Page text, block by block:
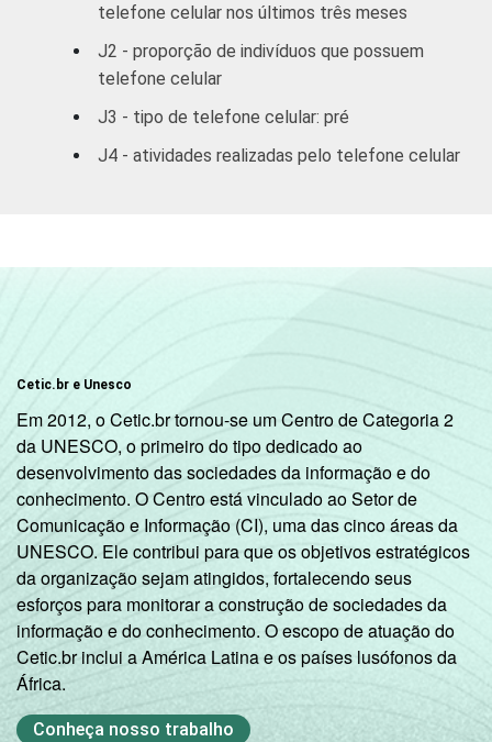
FAIXA
ETÁRIA
De 10 a 15 anos 98
De 25 a 34 anos 98
RENDA
FAMILIAR
1 SM - 2 SM
2 SM - 3 SM 99
3 SM - 5 SM 99
5 SM - 10 SM 98
10 SM ou + 98
CLASSE
2
98
telefone celular nos últimos três meses
J2 - proporção de indivíduos que possuem
telefone celular
J3 - tipo de telefone celular: pré
J4 - atividades realizadas pelo telefone celular
Cetic.br e Unesco
Em 2012, o Cetic.br tornou-se um Centro de Categoria 2
da UNESCO, o primeiro do tipo dedicado ao
desenvolvimento das sociedades da informação e do
conhecimento. O Centro está vinculado ao Setor de
Comunicação e Informação (CI), uma das cinco áreas da
UNESCO. Ele contribui para que os objetivos estratégicos
da organização sejam atingidos, fortalecendo seus
esforços para monitorar a construção de sociedades da
informação e do conhecimento. O escopo de atuação do
Cetic.br inclui a América Latina e os países lusófonos da
África.
Conheça nosso trabalho